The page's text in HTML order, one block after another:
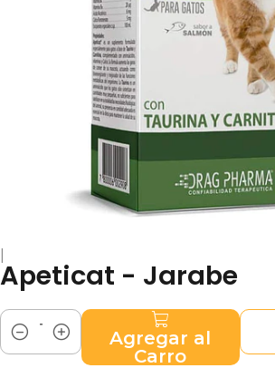
Apeticat - Jarabe
Cantidad
Agregar al
Carro